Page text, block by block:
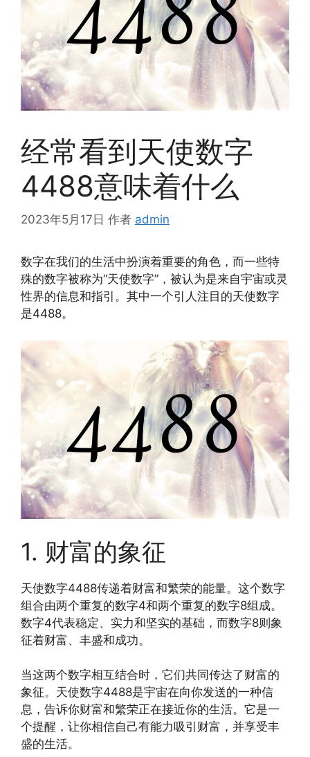
经常看到天使数字
4488意味着什么
2023年5月17日 作者 admin
数字在我们的生活中扮演着重要的角色，而一些特
殊的数字被称为“天使数字”，被认为是来自宇宙或灵
性界的信息和指引。其中一个引人注目的天使数字
是4488。
1. 财富的象征
天使数字4488传递着财富和繁荣的能量。这个数字
组合由两个重复的数字4和两个重复的数字8组成。
数字4代表稳定、实力和坚实的基础，而数字8则象
征着财富、丰盛和成功。
当这两个数字相互结合时，它们共同传达了财富的
象征。天使数字4488是宇宙在向你发送的一种信
息，告诉你财富和繁荣正在接近你的生活。它是一
个提醒，让你相信自己有能力吸引财富，并享受丰
盛的生活。